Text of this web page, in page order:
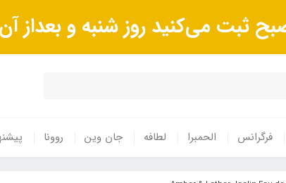
فرگرانس الحمبرا لطافه جان وین روونا